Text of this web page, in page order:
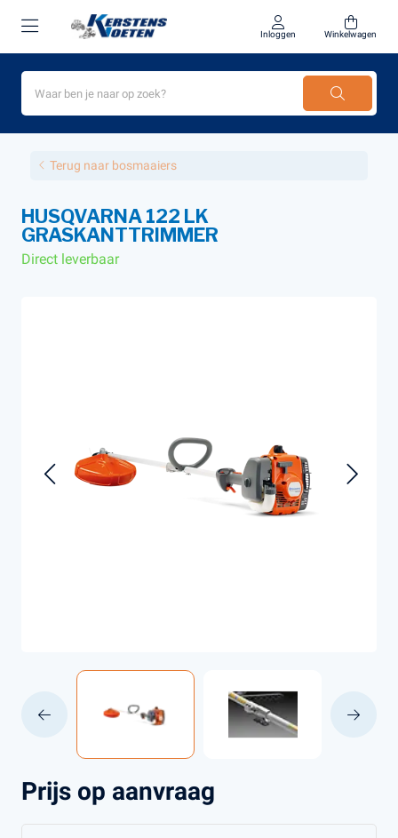
Inloggen Winkelwagen
Terug naar bosmaaiers
HUSQVARNA 122 LK
GRASKANTTRIMMER
Direct leverbaar
Prijs op aanvraag